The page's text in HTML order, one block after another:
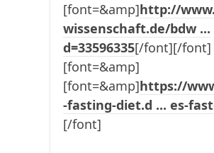
[font=&amp]http://
wissenschaft.de/bdw ...
d=33596335[/font][/font]
[font=&amp]
[font=&amp]https://
-fasting-diet.d ... es-
[/font]